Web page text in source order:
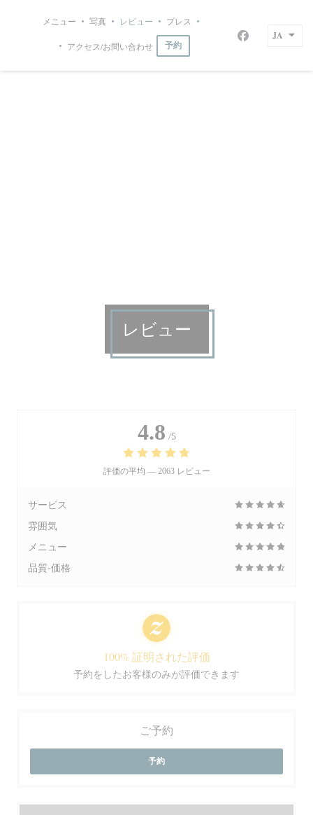
メニュー 写真 レビュー プレス
アクセス/お問い合わせ
予約 Facebook ((
JA
レビュー
4.8 /5
評価の平均 — 2063 レビュー
サービス
雰囲気
メニュー
品質-価格
100% 証明された評価
予約をしたお客様のみが評価できます
ご予約
予約